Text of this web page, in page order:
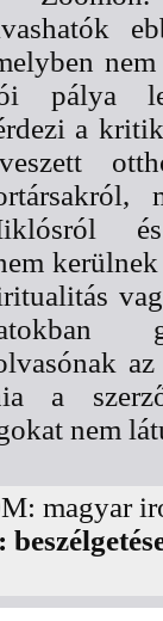
pálya
a
a
nem
magyar